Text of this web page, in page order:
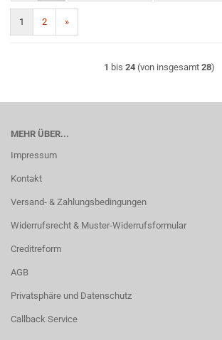
1 2 »
1 bis 24 (von insgesamt 28)
MEHR ÜBER...
Impressum
Kontakt
Versand- & Zahlungsbedingungen
Widerrufsrecht & Muster-Widerrufsformular
Creditreform
AGB
Privatsphäre und Datenschutz
Callback Service